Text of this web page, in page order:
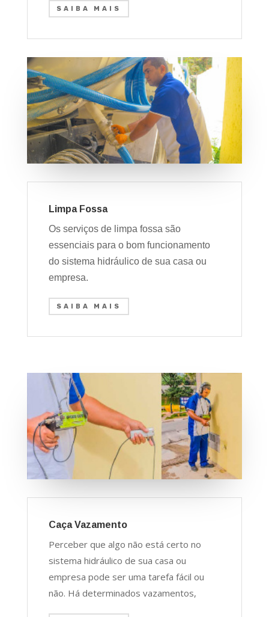
SAIBA MAIS
Limpa Fossa
Os serviços de limpa fossa são
essenciais para o bom funcionamento
do sistema hidráulico de sua casa ou
empresa.
SAIBA MAIS
Caça Vazamento
Perceber que algo não está certo no
sistema hidráulico de sua casa ou
empresa pode ser uma tarefa fácil ou
não. Há determinados vazamentos,